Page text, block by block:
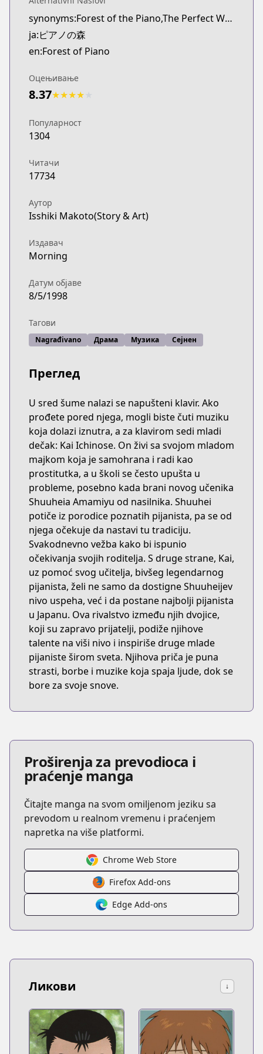
synonyms:Forest of the Piano,The Perfect World of Kai
ja:ピアノの森
en:Forest of Piano
Оцењивање
8.37★★★★
Популарност
1304
Читачи
17734
Аутор
Isshiki Makoto(Story & Art)
Издавач
Morning
Датум објаве
8/5/1998
Тагови
Nagrađivano Драма Музика Сејнен
Преглед
U sred šume nalazi se napušteni klavir. Ako
prođete pored njega, mogli biste čuti muziku
koja dolazi iznutra, a za klavirom sedi mladi
dečak: Kai Ichinose. On živi sa svojom mladom
majkom koja je samohrana i radi kao
prostitutka, a u školi se često upušta u
probleme, posebno kada brani novog učenika
Shuuheia Amamiyu od nasilnika. Shuuhei
potiče iz porodice poznatih pijanista, pa se od
njega očekuje da nastavi tu tradiciju.
Svakodnevno vežba kako bi ispunio
očekivanja svojih roditelja. S druge strane, Kai,
uz pomoć svog učitelja, bivšeg legendarnog
pijanista, želi ne samo da dostigne Shuuheijev
nivo uspeha, već i da postane najbolji pijanista
u Japanu. Ova rivalstvo između njih dvojice,
koji su zapravo prijatelji, podiže njihove
talente na viši nivo i inspiriše druge mlade
pijaniste širom sveta. Njihova priča je puna
strasti, borbe i muzike koja spaja ljude, dok se
bore za svoje snove.
Proširenja za prevodioca i
praćenje manga
Čitajte manga na svom omiljenom jeziku sa
prevodom u realnom vremenu i praćenjem
napretka na više platformi.
Chrome Web Store
Firefox Add-ons
Edge Add-ons
Ликови ↓